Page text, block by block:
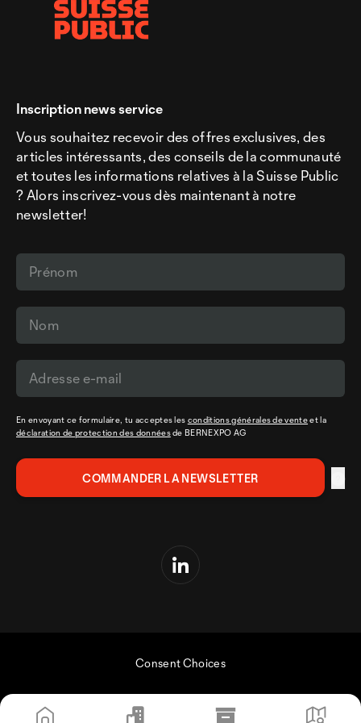
Inscription news service
Vous souhaitez recevoir des offres exclusives, des
articles intéressants, des conseils de la communauté
et toutes les informations relatives à la Suisse Public
? Alors inscrivez-vous dès maintenant à notre
newsletter!
En envoyant ce formulaire, tu acceptes les conditions générales de venteet la
déclaration de protection des donnéesde BERNEXPO AG
Consent Choices